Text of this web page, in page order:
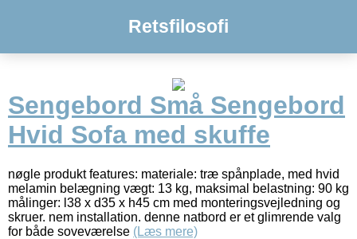
Retsfilosofi
Sengebord Små Sengebord
Hvid Sofa med skuffe
nøgle produkt features: materiale: træ spånplade, med hvid
melamin belægning vægt: 13 kg, maksimal belastning: 90 kg
målinger: l38 x d35 x h45 cm med monteringsvejledning og
skruer. nem installation. denne natbord er et glimrende valg
for både soveværelse (Læs mere)